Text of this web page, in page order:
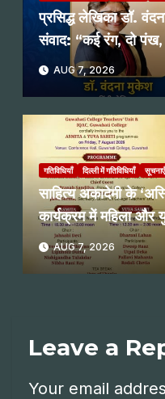
प्रसिद्ध लेखिका डॉ.
संवाद: “कई रंग, दो
AUG 7, 2026
गतिविधियाँ दिल्ली में गतिविधियाँ सूचनाएँ
साहित्य अकादेमी के
कार्यक्रम में महिला और
पाठAUG 7, 2026
Leave a
Your email